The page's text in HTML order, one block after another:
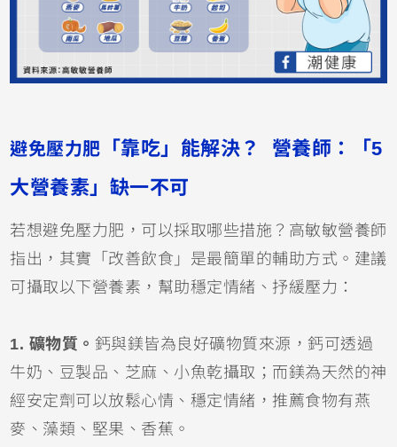
避免壓力肥
「靠吃」能解決？ 營養師：「5
大營養素」缺一不可
若想避免壓力肥，可以採取哪些措施？高敏敏營養師
指出，其實「改善飲食」是最簡單的輔助方式。建議
可攝取以下營養素，幫助穩定情緒、抒緩壓力：
1. 礦物質。 鈣與鎂皆為良好礦物質來源，鈣可透過
牛奶、豆製品、芝麻、小魚乾攝取；而鎂為天然的神
經安定劑可以放鬆心情、穩定情緒，推薦食物有燕
麥、藻類、堅果、香蕉。